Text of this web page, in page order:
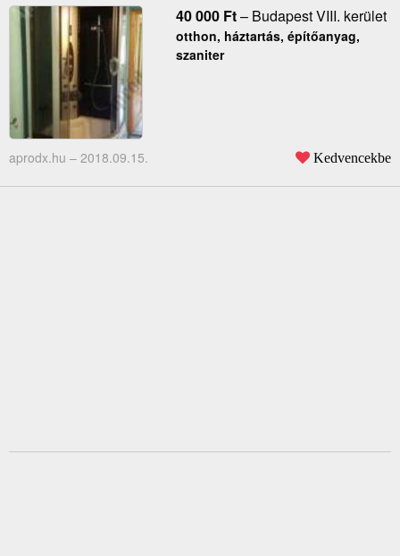
40 000 Ft– Budapest VIII. kerület
otthon, háztartás, építőanyag,
szaniter
aprodx.hu – 2018.09.15. Kedvencekbe